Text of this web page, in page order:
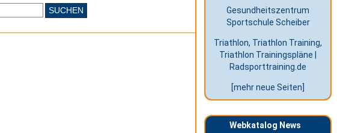
Gesundheitszentrum
Sportschule Scheiber
Triathlon, Triathlon Training,
Triathlon Trainingspläne |
Radsporttraining.de
[mehr neue Seiten]
Webkatalog News